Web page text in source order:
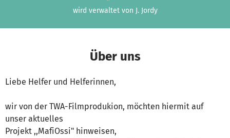
wird verwaltet von J. Jordy
Über uns
Liebe Helfer und Helferinnen,
wir von der TWA-Filmprodukion, möchten hiermit auf
unser aktuelles
Projekt ,,MafiOssi" hinweisen,